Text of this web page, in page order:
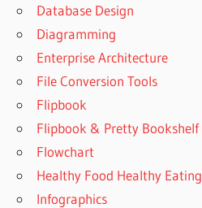
Database Design
Diagramming
Enterprise Architecture
File Conversion Tools
Flipbook
Flipbook & Pretty Bookshelf
Flowchart
Healthy Food Healthy Eating
Infographics